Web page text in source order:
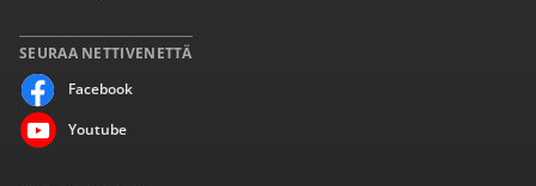
SEURAA NETTIVENETTÄ
Facebook
Youtube